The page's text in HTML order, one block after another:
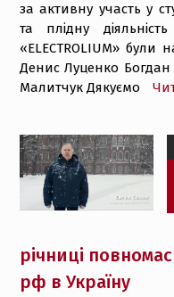
за активну участь у
та плідну
«ELECTROLIUM» були
Денис Луценко
Малитчук Дякуємо
річниці
рф в Україну